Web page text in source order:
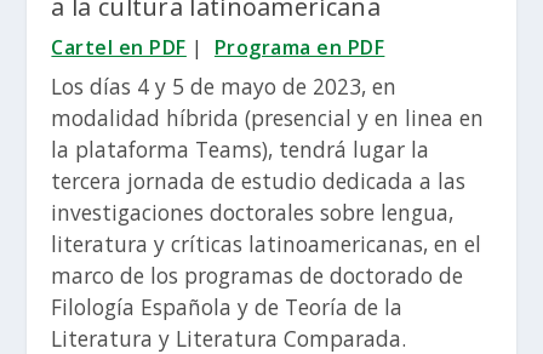
a la cultura latinoamericana
Cartel en PDF | Programa en PDF
Los días 4 y 5 de mayo de 2023, en
modalidad híbrida (presencial y en linea en
la plataforma Teams), tendrá lugar la
tercera jornada de estudio dedicada a las
investigaciones doctorales sobre lengua,
literatura y críticas latinoamericanas, en el
marco de los programas de doctorado de
Filología Española y de Teoría de la
Literatura y Literatura Comparada.